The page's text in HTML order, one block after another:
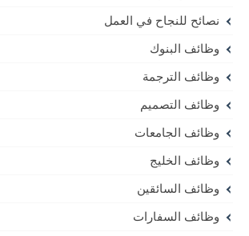
نصائح للنجاح في العمل
وظائف البنوك
وظائف الترجمة
وظائف التصميم
وظائف الجامعات
وظائف الخليج
وظائف السائقين
وظائف السفارات